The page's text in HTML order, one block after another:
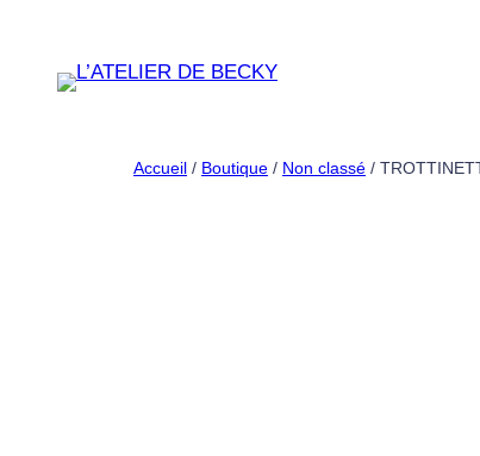
contenu
Accueil / Boutique / Non classé /